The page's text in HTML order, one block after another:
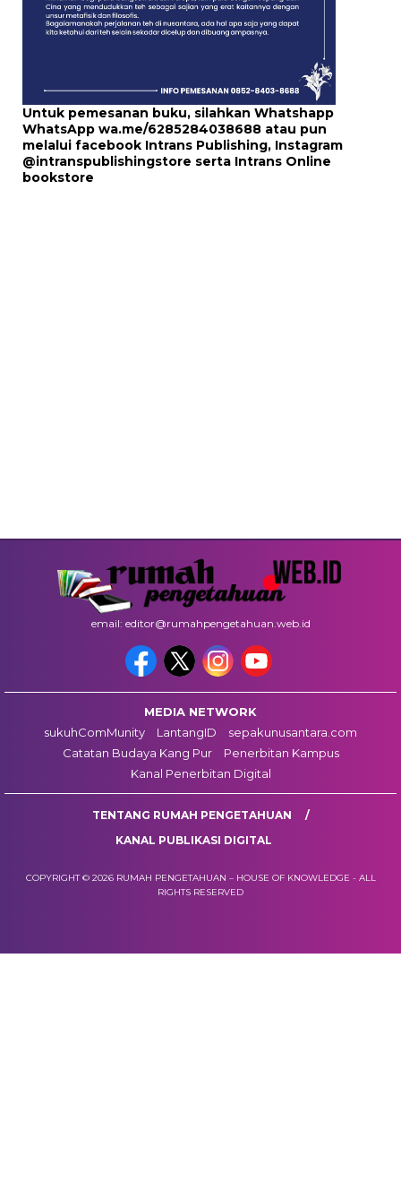
Untuk pemesanan buku, silahkan Whatshapp
WhatsApp wa.me/6285284038688 atau pun
melalui facebook Intrans Publishing, Instagram
@intranspublishingstore serta Intrans Online
bookstore
email: editor@rumahpengetahuan.web.id
MEDIA NETWORK
sukuhComMunity
LantangID
sepakunusantara.com
Catatan Budaya Kang Pur
Penerbitan Kampus
Kanal Penerbitan Digital
TENTANG RUMAH PENGETAHUAN
KANAL PUBLIKASI DIGITAL
COPYRIGHT © 2026 RUMAH PENGETAHUAN – HOUSE OF KNOWLEDGE - ALL
RIGHTS RESERVED